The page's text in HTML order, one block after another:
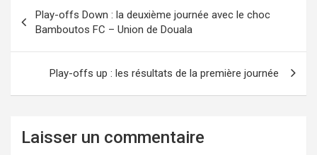
de
l’article
Play-offs Down : la deuxième journée avec le choc
Bamboutos FC – Union de Douala
Play-offs up : les résultats de la première journée
Laisser un commentaire